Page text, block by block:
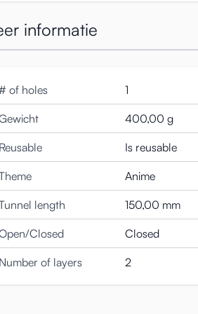
extra weerstand en grijpen zachtjes je
vorm zal een
zuigende kracht
informatie
of holes 1
400,00 g
Reusable Is reusable
Anime
length 150,00 mm
Closed Closed
Number of layers 2